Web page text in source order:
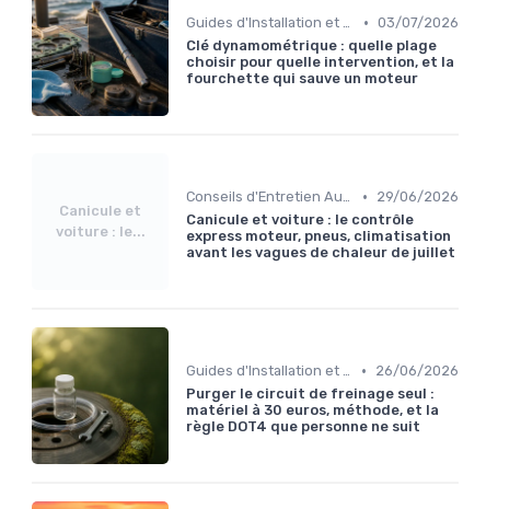
Guides d'Installation et de Réparation • 03/07/2026
Clé dynamométrique : quelle plage
choisir pour quelle intervention, et la
fourchette qui sauve un moteur
Canicule et
voiture : le...
Conseils d'Entretien Auto •
29/06/2026
Canicule et voiture : le contrôle
express moteur, pneus, climatisation
avant les vagues de chaleur de juillet
Guides d'Installation et de Réparation •
26/06/2026
Purger le circuit de freinage seul :
matériel à 30 euros, méthode, et la
règle DOT4 que personne ne suit